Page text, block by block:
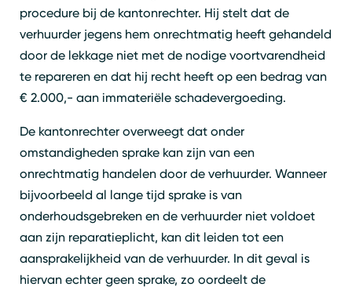
procedure bij de kantonrechter. Hij stelt dat de
verhuurder jegens hem onrechtmatig heeft gehandeld
door de lekkage niet met de nodige voortvarendheid
te repareren en dat hij recht heeft op een bedrag van
€ 2.000,- aan immateriële schadevergoeding.
De kantonrechter overweegt dat onder
omstandigheden sprake kan zijn van een
onrechtmatig handelen door de verhuurder. Wanneer
bijvoorbeeld al lange tijd sprake is van
onderhoudsgebreken en de verhuurder niet voldoet
aan zijn reparatieplicht, kan dit leiden tot een
aansprakelijkheid van de verhuurder. In dit geval is
hiervan echter geen sprake, zo oordeelt de
Zoeken Sluiten